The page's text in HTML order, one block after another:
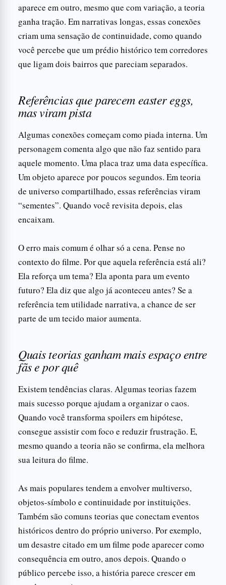
aparece em outro, mesmo que com variação, a teoria
ganha tração. Em narrativas longas, essas conexões
criam uma sensação de continuidade, como quando
você percebe que um prédio histórico tem corredores
que ligam dois bairros que pareciam separados.
Referências que parecem easter eggs,
mas viram pista
Algumas conexões começam como piada interna. Um
personagem comenta algo que não faz sentido para
aquele momento. Uma placa traz uma data específica.
Um objeto aparece por poucos segundos. Em teoria
de universo compartilhado, essas referências viram
“sementes”. Quando você revisita depois, elas
encaixam.
O erro mais comum é olhar só a cena. Pense no
contexto do filme. Por que aquela referência está ali?
Ela reforça um tema? Ela aponta para um evento
futuro? Ela diz que algo já aconteceu antes? Se a
referência tem utilidade narrativa, a chance de ser
parte de um tecido maior aumenta.
Quais teorias ganham mais espaço entre
fãs e por quê
Existem tendências claras. Algumas teorias fazem
mais sucesso porque ajudam a organizar o caos.
Quando você transforma spoilers em hipótese,
consegue assistir com foco e reduzir frustração. E,
mesmo quando a teoria não se confirma, ela melhora
sua leitura do filme.
As mais populares tendem a envolver multiverso,
objetos-símbolo e continuidade por instituições.
Também são comuns teorias que conectam eventos
históricos dentro do próprio universo. Por exemplo,
um desastre citado em um filme pode aparecer como
consequência em outro, anos depois. Quando o
público percebe isso, a história parece crescer em